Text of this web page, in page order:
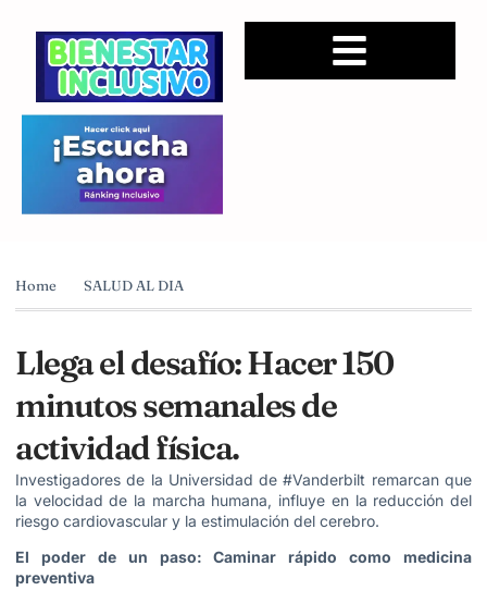
Home SALUD AL DIA
Llega el desafío: Hacer 150
minutos semanales de
actividad física.
Investigadores de la Universidad de #Vanderbilt remarcan que
la velocidad de la marcha humana, influye en la reducción del
riesgo cardiovascular y la estimulación del cerebro.
El poder de un paso: Caminar rápido como medicina
preventiva